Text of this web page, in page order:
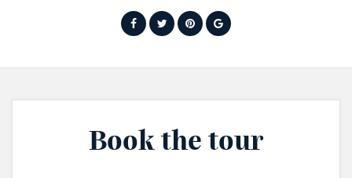
Book the tour